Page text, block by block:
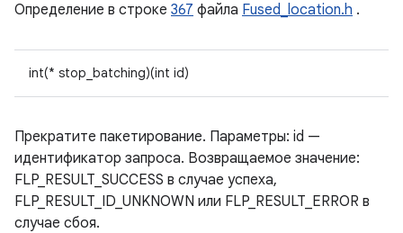
Определение в строке 367 файла Fused_location.h .
int(* stop_batching)(int id)
Прекратите пакетирование. Параметры: id —
идентификатор запроса. Возвращаемое значение:
FLP_RESULT_SUCCESS в случае успеха,
FLP_RESULT_ID_UNKNOWN или FLP_RESULT_ERROR в
случае сбоя.